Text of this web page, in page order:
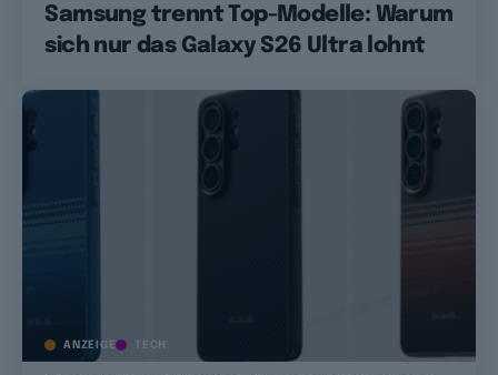
Samsung trennt Top-Modelle: Warum
sich nur das Galaxy S26 Ultra lohnt
ANZEIGE TECH